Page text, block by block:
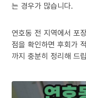
는 경우가 많습니다.
연호동 전 지역에서 포
점을 확인하면 후회가
까지 충분히 정리해 드